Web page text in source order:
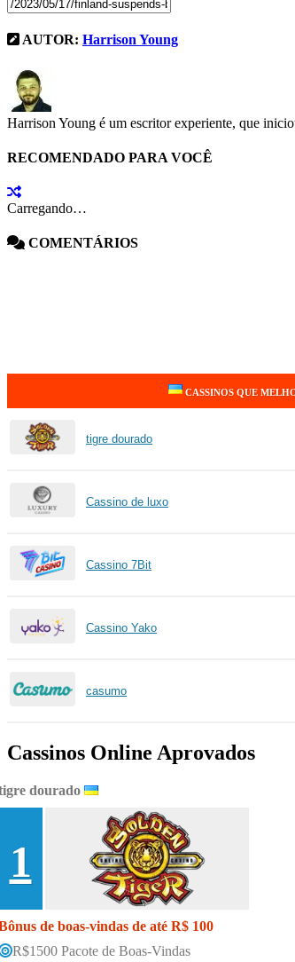
AUTOR: Harrison Young
Harrison Young é um escritor experiente, que
RECOMENDADO PARA VOCÊ
Carregando…
COMENTÁRIOS
CASSINOS QUE
tigre dourado
Cassino de luxo
Cassino 7Bit
Cassino Yako
casumo
Cassinos Online Aprovados
dourado
1
de boas-vindas de até R$ 100
R$1500 Pacote de Boas-Vindas